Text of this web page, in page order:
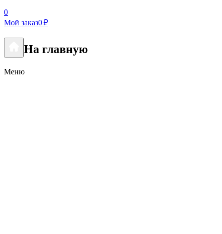
0
Мой заказ0 ₽
На главную
Меню